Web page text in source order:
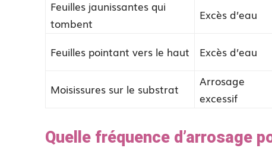
Feuilles jaunissantes qui
tombent
Excès d’eau
Feuilles pointant vers le haut Excès d’eau
Moisissures sur le substrat
Arrosage
excessif
Quelle fréquence d’arrosage